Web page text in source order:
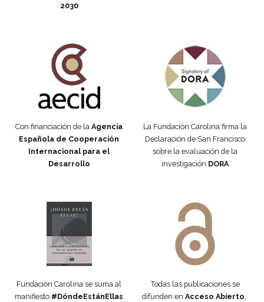
2030
Con financiación de la Agencia
Española de Cooperación
Internacional para el
Desarrollo
La Fundación Carolina firma la
Declaración de San Francisco
sobre la evaluación de la
investigación DORA
Fundación Carolina se suma al
manifiesto #DóndeEstánEllas
Todas las publicaciones se
difunden en Acceso Abierto,